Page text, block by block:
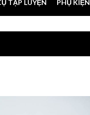
TẬP LUYỆN PHỤ KIỆN